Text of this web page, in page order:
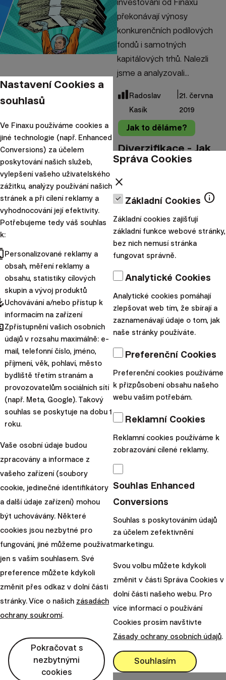
investování od Finaxu
překonávají výnosy
konkurenčních podílových
fondů i samotných
kapitálových trhů. Nalezli
jsme a analyzovali...
Radoslav
Kasík
21. června
2019
Jak to děláme?
Diverzifikace - Jak
vydělávat hodně s
minimálním rizikem
Diverzifikace je klíčem k
úspěšnému investování. Je
to jednoduchý nástroj, který
snižuje riziko a zároveň
stabilizuje dlouhodobý výnos
investice. Fina...
Radoslav
|25. července
2024
Webináře
Správná alokace -
klíč k výnosům a
správnému riziku
Investování není o hledání
vrcholu a dna trhů. Jedním z
nejúčinnějších nástrojů řízení
rizik a klíčem k úspěšné
investice je správná alokace.
Co zname...
Radoslav
Kasík
2019
Načíst další
Nastavení Cookies a
souhlasů
Ve Finaxu používáme cookies a
jiné technologie (např. Enhanced
Conversions) za účelem
poskytování našich služeb,
vylepšení vašeho uživatelského
zážitku, analýzy používání našich
stránek a při cílení reklamy a
vyhodnocování její efektivity.
Potřebujeme tedy váš souhlas
k:
Personalizované reklamy a
obsah, měření reklamy a
obsahu, statistiky cílových
skupin a vývoj produktů
Uchovávání a/nebo přístup k
informacím na zařízení
Zpřístupnění vašich osobních
údajů v rozsahu maximálně: e-
mail, telefonní číslo, jméno,
příjmení, věk, pohlaví, město
bydliště třetím stranám a
provozovatelům sociálních sítí
(např. Meta, Google). Takový
souhlas se poskytuje na dobu 1
roku.
Vaše osobní údaje budou
zpracovány a informace z
vašeho zařízení (soubory
cookie, jedinečné identifikátory
a další údaje zařízení) mohou
být uchovávány. Některé
cookies jsou nezbytné pro
fungování, jiné můžeme používat
jen s vaším souhlasem. Své
preference můžete kdykoli
změnit přes odkaz v dolní části
stránky. Více o našich zásadách
ochrany soukromí.
Pokračovat s
nezbytnými
cookies
Správa Cookies
close
Základní Cookies info
Základní cookies zajišťují
základní funkce webové stránky,
bez nich nemusí stránka
fungovat správně.
Analytické Cookies
Analytické cookies pomáhají
zlepšovat web tím, že sbírají a
zaznamenávají údaje o tom, jak
naše stránky používáte.
Preferenční Cookies
Preferenční cookies používáme
k přizpůsobení obsahu našeho
webu vašim potřebám.
Reklamní Cookies
Reklamní cookies používáme k
zobrazování cílené reklamy.
Souhlas Enhanced
Conversions
Souhlas s poskytováním údajů
za účelem zefektivnění
marketingu.
Svou volbu můžete kdykoli
změnit v části Správa Cookies v
dolní části našeho webu. Pro
více informací o používání
Cookies prosím navštivte
Zásady ochrany osobních údajů.
Souhlasím
Finax, o.c.p., a. s.
Bajkalská 19B
Slovensko
perm_phone_msg +420 245 501 654